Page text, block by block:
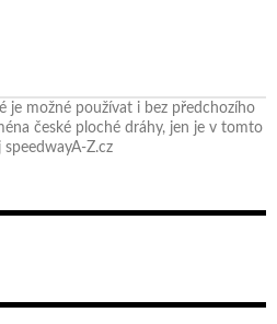
je možné používat i bez předchozího
české ploché dráhy, jen je v tomto
Z.cz